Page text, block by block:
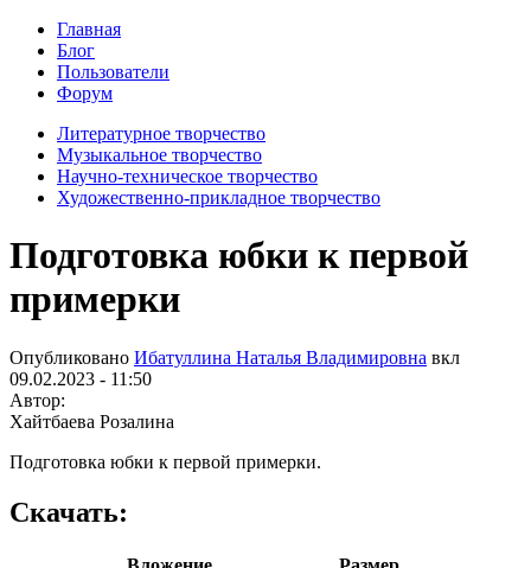
Главная
Блог
Пользователи
Форум
Литературное творчество
Музыкальное творчество
Научно-техническое творчество
Художественно-прикладное творчество
Подготовка юбки к первой
примерки
Опубликовано Ибатуллина Наталья Владимировна вкл
09.02.2023 - 11:50
Автор:
Хайтбаева Розалина
Подготовка юбки к первой примерки.
Скачать: